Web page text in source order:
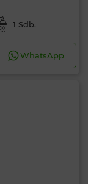
1 Sdb.
WhatsApp